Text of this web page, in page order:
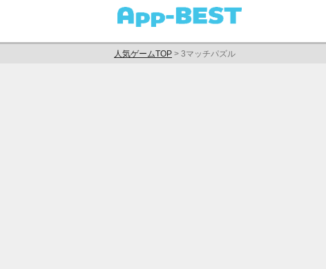
人気ゲームTOP > 3マッチパズル